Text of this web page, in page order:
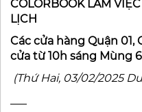
COLORBOOK LÀM
LỊCH
Các cửa hàng Quận 01,
cửa từ 10h sáng Mùng
(Thứ Hai, 03/02/2025